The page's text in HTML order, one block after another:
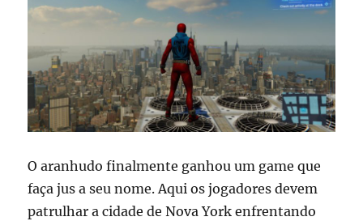
O aranhudo finalmente ganhou um game que
faça jus a seu nome. Aqui os jogadores devem
patrulhar a cidade de Nova York enfrentando